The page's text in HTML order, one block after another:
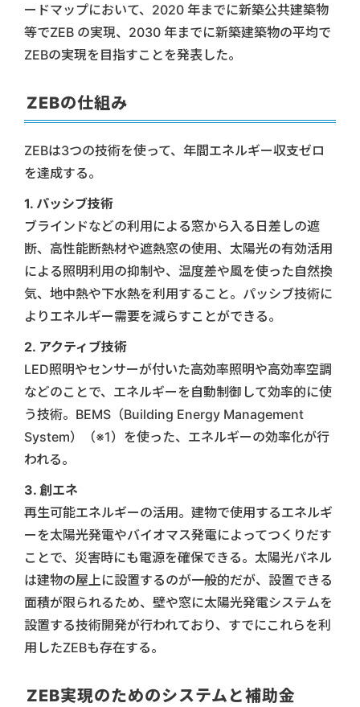
ードマップにおいて、2020 年までに新築公共建築物
等でZEB の実現、2030 年までに新築建築物の平均で
ZEBの実現を目指すことを発表した。
ZEBの仕組み
ZEBは3つの技術を使って、年間エネルギー収支ゼロ
を達成する。
1. パッシブ技術
ブラインドなどの利用による窓から入る日差しの遮
断、高性能断熱材や遮熱窓の使用、太陽光の有効活用
による照明利用の抑制や、温度差や風を使った自然換
気、地中熱や下水熱を利用すること。パッシブ技術に
よりエネルギー需要を減らすことができる。
2. アクティブ技術
LED照明やセンサーが付いた高効率照明や高効率空調
などのことで、エネルギーを自動制御して効率的に使
う技術。BEMS（Building Energy Management
System）（※1）を使った、エネルギーの効率化が行
われる。
3. 創エネ
再生可能エネルギーの活用。建物で使用するエネルギ
ーを太陽光発電やバイオマス発電によってつくりだす
ことで、災害時にも電源を確保できる。太陽光パネル
は建物の屋上に設置するのが一般的だが、設置できる
面積が限られるため、壁や窓に太陽光発電システムを
設置する技術開発が行われており、すでにこれらを利
用したZEBも存在する。
ZEB実現のためのシステムと補助金